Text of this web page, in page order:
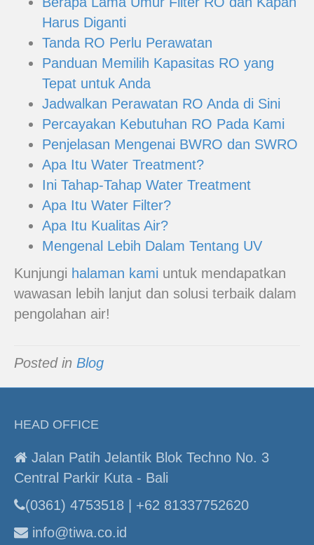
Harus Diganti
Tanda RO Perlu Perawatan
Panduan Memilih Kapasitas RO yang
Tepat untuk Anda
Jadwalkan Perawatan RO Anda di Sini
Percayakan Kebutuhan RO Pada Kami
Penjelasan Mengenai BWRO dan SWRO
Apa Itu Water Treatment?
Ini Tahap-Tahap Water Treatment
Apa Itu Water Filter?
Apa Itu Kualitas Air?
Mengenal Lebih Dalam Tentang UV
Kunjungi halaman kami untuk mendapatkan
wawasan lebih lanjut dan solusi terbaik dalam
pengolahan air!
Posted in Blog
HEAD OFFICE
Jalan Patih Jelantik Blok Techno No. 3
Central Parkir Kuta - Bali
(0361) 4753518 | +62 81337752620
info@tiwa.co.id